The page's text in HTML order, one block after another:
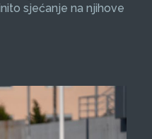
sjećanje na njihove